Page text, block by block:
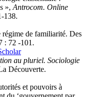
»,Antrocom. Online
138.
de familiarité. Des
: 72 -101.
au pluriel. Sociologie
Découverte.
et pouvoirs à